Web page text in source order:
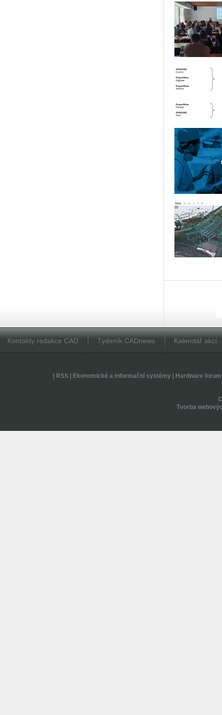
Kontakty redakce CAD Týdeník CADnews Kalendář akcí
RSS| Ekonomické a informační systémy| Hardware forum
Tvorba